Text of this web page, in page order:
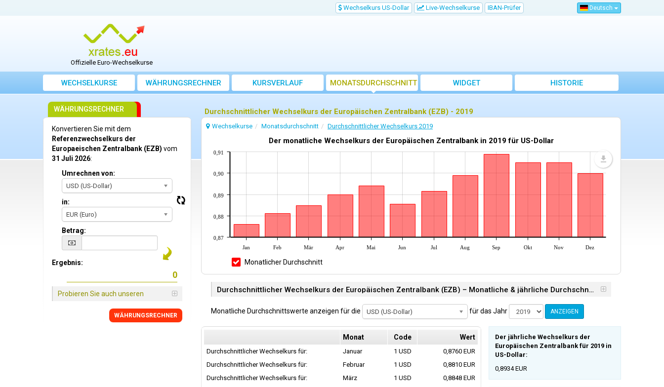
Wechselkurs US-Dollar Live-Wechselkurse IBAN-Prüfer Deutsch
Offizielle Euro-Wechselkurse
WECHSELKURSE WÄHRUNGSRECHNER KURSVERLAUF MONATSDURCHSCHNITT WIDGET HISTORIE
Durchschnittlicher Wechselkurs der Europäischen Zentralbank (EZB) - 2019
Wechselkurse Monatsdurchschnitt Durchschnittlicher Wechselkurs 2019
Der monatliche Wechselkurs der Europäischen Zentralbank in 2019 für US-Dollar
Jan Feb Mär Apr Mai Jun Jul Aug Sep Okt Nov Dez
0,87
0,88
0,89
0,90
0,91
Monatlicher Durchschnitt
Durchschnittlicher Wechselkurs der Europäischen Zentralbank (EZB) – Monatliche & jährliche Durchschnittswerte 2019
Monatliche Durchschnittswerte anzeigen für die USD (US-Dollar) für das Jahr ANZEIGEN
Monat Code Wert
Durchschnittlicher Wechselkurs für: Januar 1 USD
0,8760 EUR
Durchschnittlicher Wechselkurs für:
Februar 1 USD
0,8810 EUR
Durchschnittlicher Wechselkurs für:
März 1 USD
0,8848 EUR
Der jährliche Wechselkurs der
Europäischen Zentralbank für 2019 in
US-Dollar:
0,8934 EUR
WÄHRUNGSRECHNER
Konvertieren Sie mit dem
Referenzwechselkurs der
Europaeischen Zentralbank (EZB) vom
31 Juli 2026:
Umrechnen von:
USD (US-Dollar)
in:
EUR (Euro)
Betrag:
Ergebnis:
Probieren Sie auch unseren
WÄHRUNGSRECHNER